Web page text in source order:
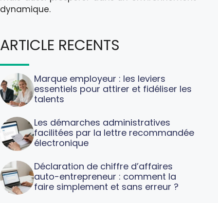
dynamique.
ARTICLE RECENTS
Marque employeur : les leviers
essentiels pour attirer et fidéliser les
talents
Les démarches administratives
facilitées par la lettre recommandée
électronique
Déclaration de chiffre d’affaires
auto-entrepreneur : comment la
faire simplement et sans erreur ?